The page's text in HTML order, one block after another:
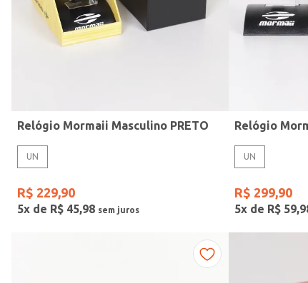
Faixas de preço
– R$ 390,00
Relógio Mormaii Masculino PRETO
UN
R$ 229,90
5x de R$ 45,98
Relógio
UN
R$ 299,90
5x de R$ 59,